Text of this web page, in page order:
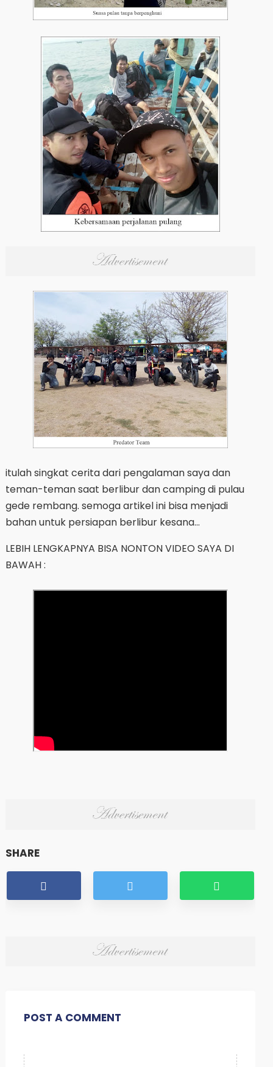
itulah singkat cerita dari pengalaman saya dan
teman-teman saat berlibur dan camping di pulau
gede rembang. semoga artikel ini bisa menjadi
bahan untuk persiapan berlibur kesana...
LEBIH LENGKAPNYA BISA NONTON VIDEO SAYA DI
BAWAH :
SHARE
POST A COMMENT